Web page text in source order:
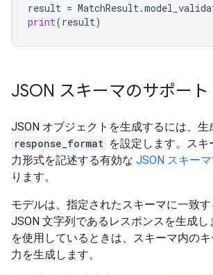
result = MatchResult.
print(result)
JSON スキーマのサポート
JSON オブジェクトを生成するには、生
response_format を設定します。スキ
力形式を記述する有効な JSON スキーマ
ります。
モデルは、指定されたスキーマに一致
JSON 文字列であるレスポンスを生成し
を使用しているときは、スキーマ内の
力を生成します。